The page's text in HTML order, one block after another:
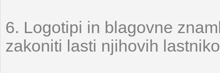
6. Logotipi in blagovne
zakoniti lasti njihovih